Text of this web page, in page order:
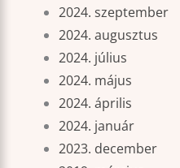
2024. szeptember
2024. augusztus
2024. július
2024. május
2024. április
2024. január
2023. december